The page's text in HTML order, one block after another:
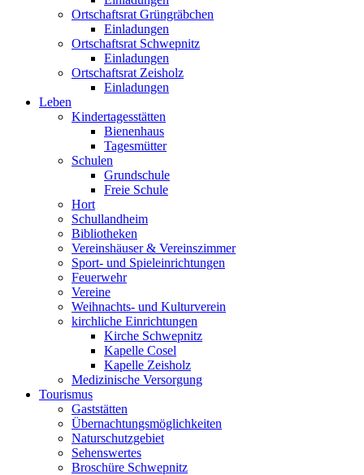
Ortschaftsrat Grüngräbchen
Einladungen
Ortschaftsrat Schwepnitz
Einladungen
Ortschaftsrat Zeisholz
Einladungen
Leben
Kindertagesstätten
Bienenhaus
Tagesmütter
Schulen
Grundschule
Freie Schule
Hort
Schullandheim
Bibliotheken
Vereinshäuser & Vereinszimmer
Sport- und Spieleinrichtungen
Feuerwehr
Vereine
Weihnachts- und Kulturverein
kirchliche Einrichtungen
Kirche Schwepnitz
Kapelle Cosel
Kapelle Zeisholz
Medizinische Versorgung
Tourismus
Gaststätten
Übernachtungsmöglichkeiten
Naturschutzgebiet
Sehenswertes
Broschüre Schwepnitz